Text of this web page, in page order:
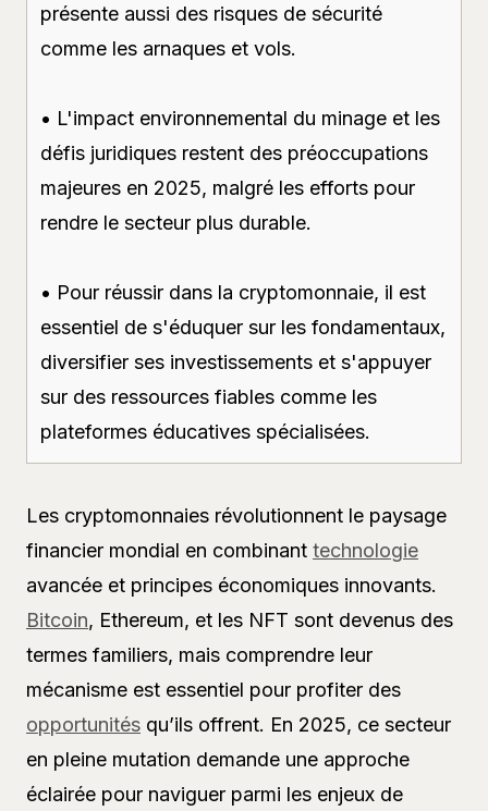
présente aussi des risques de sécurité
comme les arnaques et vols.
• L'impact environnemental du minage et les
défis juridiques restent des préoccupations
majeures en 2025, malgré les efforts pour
rendre le secteur plus durable.
• Pour réussir dans la cryptomonnaie, il est
essentiel de s'éduquer sur les fondamentaux,
diversifier ses investissements et s'appuyer
sur des ressources fiables comme les
plateformes éducatives spécialisées.
Les cryptomonnaies révolutionnent le paysage
financier mondial en combinant technologie
avancée et principes économiques innovants.
Bitcoin, Ethereum, et les NFT sont devenus des
termes familiers, mais comprendre leur
mécanisme est essentiel pour profiter des
opportunités qu’ils offrent. En 2025, ce secteur
en pleine mutation demande une approche
éclairée pour naviguer parmi les enjeux de